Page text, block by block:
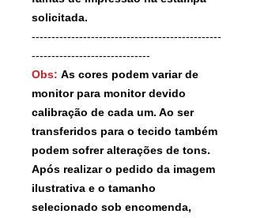
solicitada.
------------------------------------------------
------------------------------
Obs: As cores podem variar de
monitor para monitor devido
calibração de cada um. Ao ser
transferidos para o tecido também
podem sofrer alterações de tons.
Após realizar o pedido da imagem
ilustrativa e o tamanho
selecionado sob encomenda,